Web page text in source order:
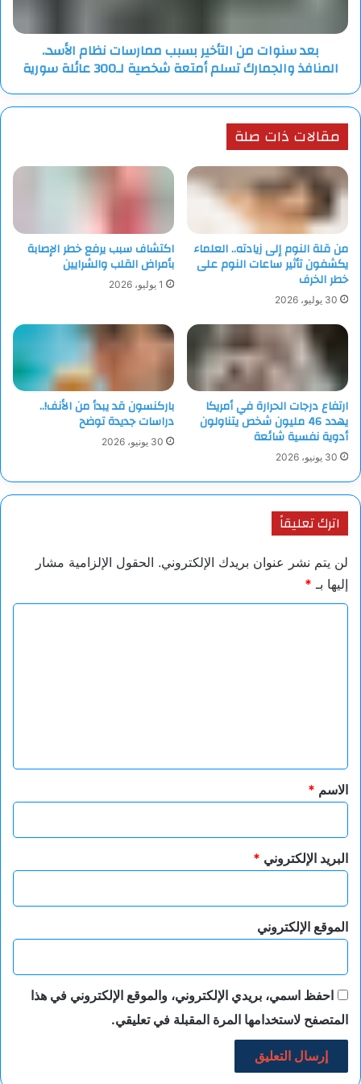
المنافذ
والجمارك
تسلم
شخصية
عائلة
سورية
بعد سنوات من التأخير بسبب ممارسات نظام الأسد..
المنافذ والجمارك تسلم أمتعة شخصية لـ300 عائلة سورية
مقالات ذات صلة
من قلة النوم إلى زيادته.. العلماء
يكشفون تأثير ساعات النوم على
خطر الخرف
30 يوليو، 2026
اكتشاف سبب يرفع خطر الإصابة
بأمراض القلب والشرايين
1 يوليو، 2026
ارتفاع درجات الحرارة في أمريكا
يهدد 46 مليون شخص يتناولون
أدوية نفسية شائعة
30 يونيو، 2026
باركنسون قد يبدأ من الأنف!..
دراسات جديدة توضح
30 يونيو، 2026
اترك تعليقاً
لن يتم نشر عنوان بريدك الإلكتروني. الحقول الإلزامية مشار
إليها بـ *
*
الاسم *
البريد الإلكتروني *
الموقع الإلكتروني
احفظ اسمي، بريدي الإلكتروني، والموقع الإلكتروني في هذا
المتصفح لاستخدامها المرة المقبلة في تعليقي.